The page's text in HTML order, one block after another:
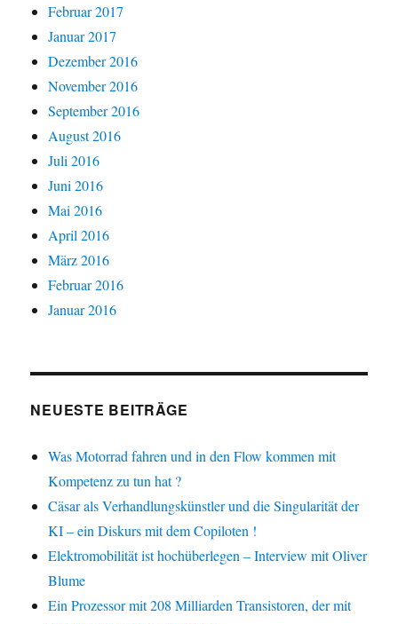
Februar 2017
Januar 2017
Dezember 2016
November 2016
September 2016
August 2016
Juli 2016
Juni 2016
Mai 2016
April 2016
März 2016
Februar 2016
Januar 2016
NEUESTE BEITRÄGE
Was Motorrad fahren und in den Flow kommen mit
Kompetenz zu tun hat ?
Cäsar als Verhandlungskünstler und die Singularität der
KI – ein Diskurs mit dem Copiloten !
Elektromobilität ist hochüberlegen – Interview mit Oliver
Blume
Ein Prozessor mit 208 Milliarden Transistoren, der mit